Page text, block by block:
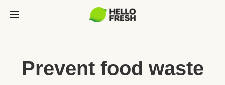
Prevent food waste